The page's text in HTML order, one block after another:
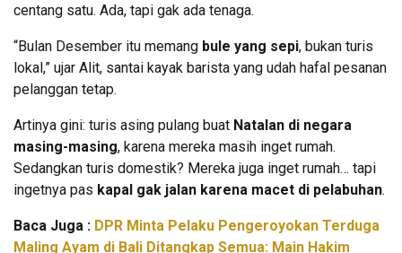
centang satu. Ada, tapi gak ada tenaga.
“Bulan Desember itu memang bule yang sepi, bukan turis
lokal,” ujar Alit, santai kayak barista yang udah hafal pesanan
pelanggan tetap.
Artinya gini: turis asing pulang buat Natalan di negara
masing-masing, karena mereka masih inget rumah.
Sedangkan turis domestik? Mereka juga inget rumah… tapi
ingetnya pas kapal gak jalan karena macet di pelabuhan.
Baca Juga : DPR Minta Pelaku Pengeroyokan Terduga
Maling Ayam di Bali Ditangkap Semua: Main Hakim